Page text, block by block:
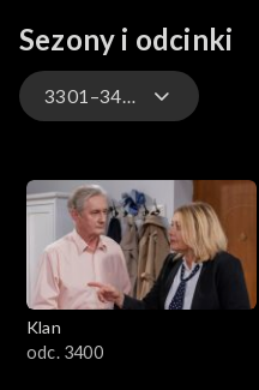
spotkanie. Wspólnie
Sezony i odcinki
3301–3400
4601–4700
4501–4600
4401–4500
Klan
odc. 3400